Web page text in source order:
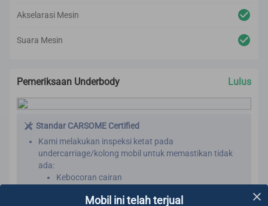
teknologi untuk menghasilkan laporan inspeksi yang
Akselarasi Mesin
Suara Mesin
Pemeriksaan Underbody Lulus
Standar CARSOME Certified
Kami melakukan inspeksi ketat pada
undercarriage/kolong mobil untuk memastikan tidak
ada:
Kebocoran cairan
Kebocoran oliMobil ini telah terjual